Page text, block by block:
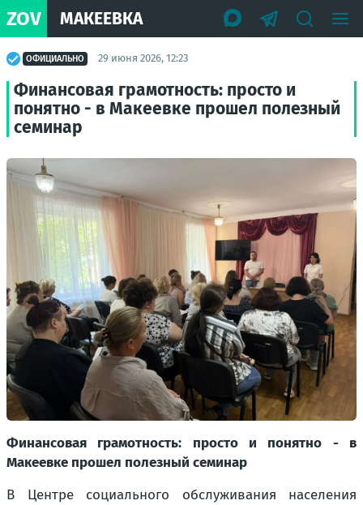
ZOV МАКЕЕВКА
ОФИЦИАЛЬНО 29 июня 2026, 12:23
Финансовая грамотность: просто и
понятно - в Макеевке прошел полезный
семинар
Финансовая грамотность: просто и понятно - в
Макеевке прошел полезный семинар
В Центре социального обслуживания населения